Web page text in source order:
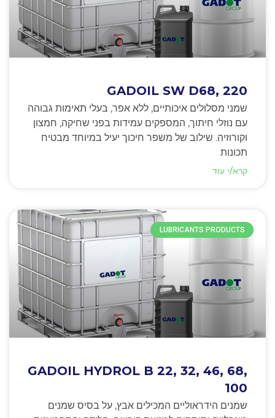
GADOIL SW D68, 220
שמני מסלולים איכותיים, ללא אפר, בעלי תאימות גבוהה
עם נוזלי חיתוך, המספקים עמידות בפני שחיקה, חמצון
וקורוזיה. שילוב של משפר חיכוך יעיל במיוחד מבטיח
תכונות
קרא/י עוד
LUBRICANTS PRODUCTS
GADOIL HYDROL B 22, 32, 46, 68,
100
שמנים הידראוליים המכילים אבץ, על בסיס שמנים